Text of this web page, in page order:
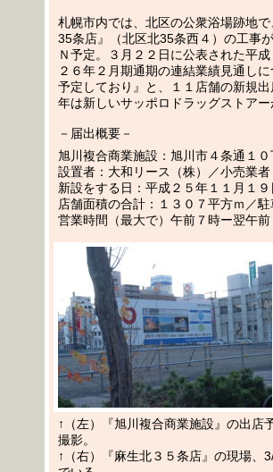
札幌市内では、北区の公衆浴場跡地
35条店』（北区北35条西４）の工事
Ｎ予定。３月２２日に公表された平
２６年２月期通期の連結業績見通し
予定しており』と、１１店舗の新規
年は新しいサッポロドラッグストアー
－届出概要－
旭川複合商業施設：旭川市４条通１０
設置者：大和リース（株）／小売業
新設をする日：平成２５年１１月１９
店舗面積の合計：１３０７平方ｍ／
営業時間（最大で）午前７時ー翌午
↑（左）『旭川複合商業施設』の出店
撮影。
↑（右）『麻生北３５条店』の現場、